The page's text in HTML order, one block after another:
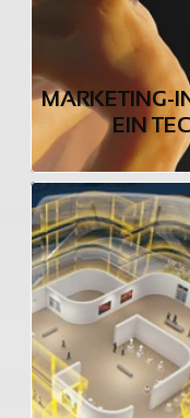
MARKETING-
EIN